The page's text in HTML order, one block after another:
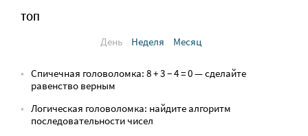
ТОП
День
Неделя Месяц
Спичечная головоломка: 8 + 3 − 4 = 0 — сделайте
равенство верным
Логическая головоломка: найдите алгоритм
последовательности чисел